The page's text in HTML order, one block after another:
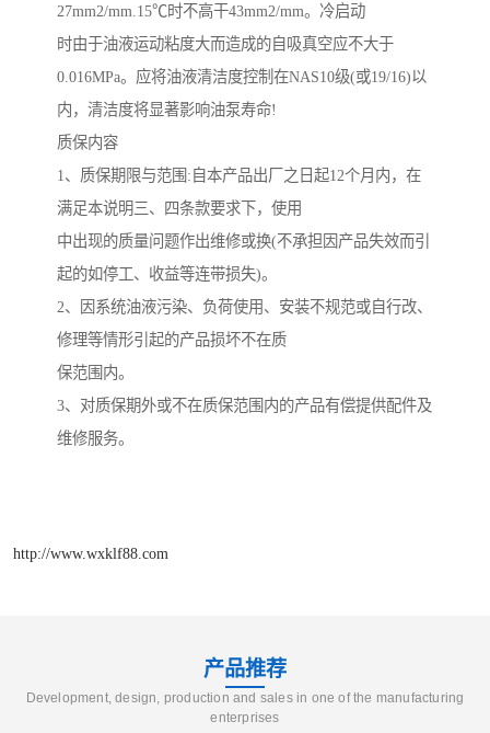
27mm2/mm.15℃时不高干43mm2/mm。冷启动
时由于油液运动粘度大而造成的自吸真空应不大于
0.016MPa。应将油液清洁度控制在NAS10级(或19/16)以
内，清洁度将显著影响油泵寿命!
质保内容
1、质保期限与范围: 自本产品出厂之日起12个月内，在
满足本说明三、四条款要求下，使用
中出现的质量问题作出维修或换(不承担因产品失效而引
起的如停工、收益等连带损失)。
2、因系统油液污染、负荷使用、安装不规范或自行改、
修理等情形引起的产品损坏不在质
保范围内。
3、对质保期外或不在质保范围内的产品有偿提供配件及
维修服务。
http://www.wxklf88.com
产品推荐
Development, design, production and sales in one of the manufacturing
enterprises